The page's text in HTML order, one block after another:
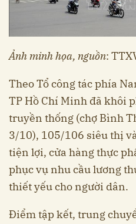
Ảnh minh họa, nguồn:
Theo Tổ công tác phía
TP Hồ Chí Minh đã khôi
truyền thống (chợ Bình
3/10), 105/106 siêu thị
tiện lợi, cửa hàng thực
phục vụ nhu cầu lương
thiết yếu cho người dân.
Điểm tập kết, trung